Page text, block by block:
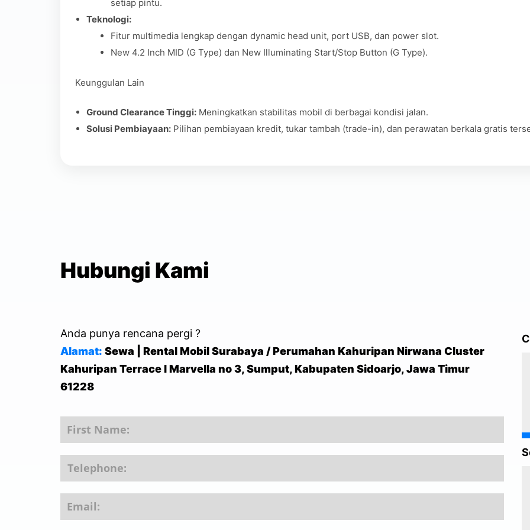
setiap pintu.
Teknologi:
Fitur multimedia lengkap dengan dynamic head unit, port USB, dan power slot.
New 4.2 Inch MID (G Type) dan New Illuminating Start/Stop Button (G Type).
Keunggulan Lain
Ground Clearance Tinggi:Meningkatkan stabilitas mobil di berbagai kondisi jalan.
Solusi Pembiayaan:Pilihan pembiayaan kredit, tukar tambah (trade-in), dan perawatan berkala gratis
Hubungi Kami
Anda punya rencana pergi ?
Alamat: Sewa | Rental Mobil Surabaya / Perumahan Kahuripan Nirwana Cluster
Kahuripan Terrace I Marvella no 3, Sumput, Kabupaten Sidoarjo, Jawa Timur
61228